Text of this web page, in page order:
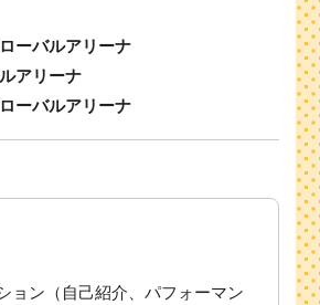
ーバルアリーナ
アリーナ
ーバルアリーナ
ョン（自己紹介、パフォーマン